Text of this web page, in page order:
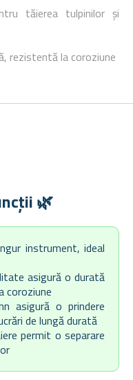
tăierea tulpinilor și
rezistentă la coroziune
🌿
instrument, ideal
asigură o durată
coroziune
asigură o prindere
de lungă durată
permit o separare